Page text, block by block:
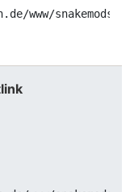
www/